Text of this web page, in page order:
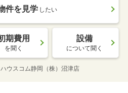
件を見学 したい
期費用
を聞く
設備
について聞く
ハウスコム静岡（株）沼津店